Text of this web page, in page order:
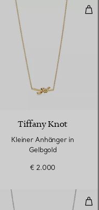
in Gelbgold
3 Materialien
Tiffany Knot
Kleiner Anhänger in
Gelbgold
€ 2.000